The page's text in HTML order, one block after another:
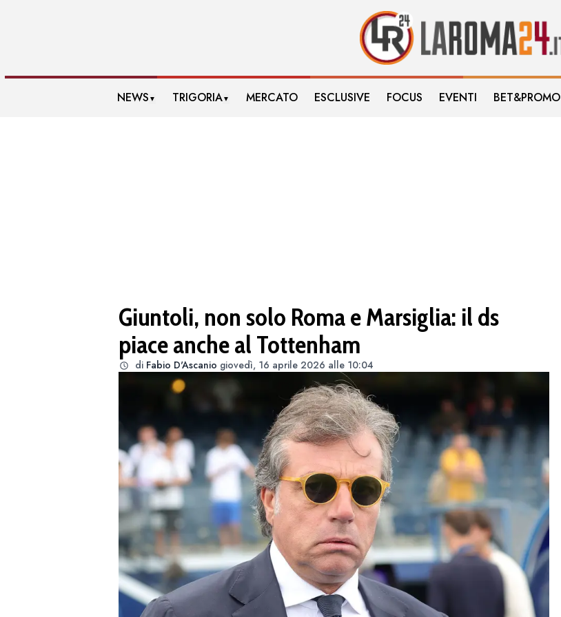
NEWS ▼ TRIGORIA▼ MERCATO ESCLUSIVE FOCUS EVENTI BET&PROMO
Giuntoli, non solo Roma e Marsiglia: il ds
piace anche al Tottenham
di Fabio D'Ascanio giovedì, 16 aprile 2026 alle 10:04